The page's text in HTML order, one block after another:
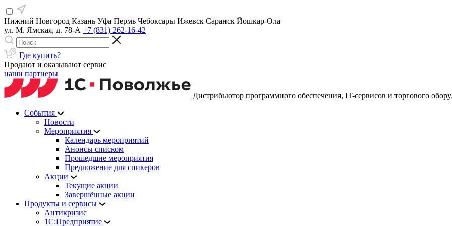
Нижний Новгород Казань Уфа Пермь Чебоксары Ижевск Саранск Йошкар-Ола
ул. М. Ямская, д. 78-А +7 (831) 262-16-42
Где купить?
Продают и оказывают сервис
наши партнеры
Дистрибьютор программного обеспечения, IT-сервисов и торгового
События
Новости
Мероприятия
Календарь мероприятий
Анонсы списком
Прошедшие мероприятия
Предложение для спикеров
Акции
Текущие акции
Завершённые акции
Продукты и сервисы
Антикризис
1С:Предприятие